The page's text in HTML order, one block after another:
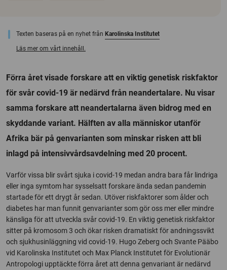
Texten baseras på en nyhet från Karolinska Institutet
Läs mer om vårt innehåll.
Förra året visade forskare att en viktig genetisk riskfaktor
för svår covid-19 är nedärvd från neandertalare. Nu visar
samma forskare att neandertalarna även bidrog med en
skyddande variant. Hälften av alla människor utanför
Afrika bär på genvarianten som minskar risken att bli
inlagd på intensivvårdsavdelning med 20 procent.
Varför vissa blir svårt sjuka i covid-19 medan andra bara får lindriga
eller inga symtom har sysselsatt forskare ända sedan pandemin
startade för ett drygt år sedan. Utöver riskfaktorer som ålder och
diabetes har man funnit genvarianter som gör oss mer eller mindre
känsliga för att utveckla svår covid-19. En viktig genetisk riskfaktor
sitter på kromosom 3 och ökar risken dramatiskt för andningssvikt
och sjukhusinläggning vid covid-19. Hugo Zeberg och Svante Pääbo
vid Karolinska Institutet och Max Planck Institutet för Evolutionär
Antropologi upptäckte förra året att denna genvariant är nedärvd